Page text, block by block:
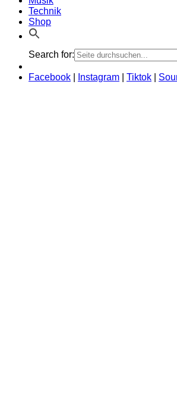
Technik
Shop
Search for:
Facebook Instagram Tiktok